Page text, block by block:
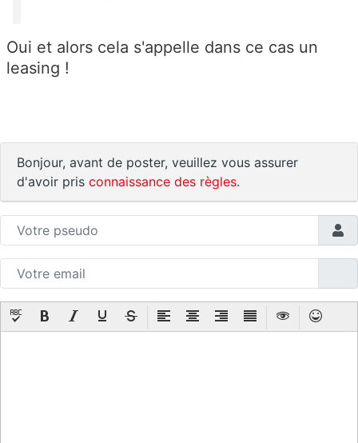
Oui et alors cela s'appelle dans ce cas un
leasing !
Bonjour, avant de poster, veuillez vous assurer
d'avoir pris connaissance des règles.